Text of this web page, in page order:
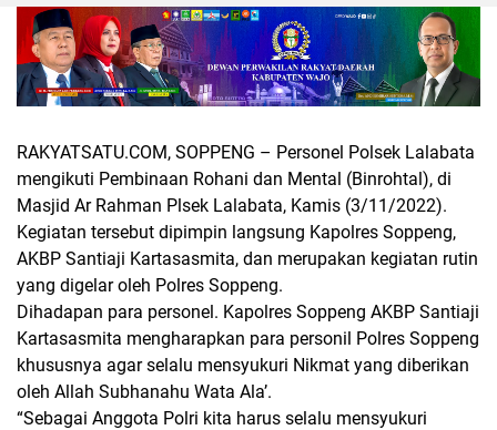
RAKYATSATU.COM, SOPPENG – Personel Polsek Lalabata
mengikuti Pembinaan Rohani dan Mental (Binrohtal), di
Masjid Ar Rahman Plsek Lalabata, Kamis (3/11/2022).
Kegiatan tersebut dipimpin langsung Kapolres Soppeng,
AKBP Santiaji Kartasasmita, dan merupakan kegiatan rutin
yang digelar oleh Polres Soppeng.
Dihadapan para personel. Kapolres Soppeng AKBP Santiaji
Kartasasmita mengharapkan para personil Polres Soppeng
khususnya agar selalu mensyukuri Nikmat yang diberikan
oleh Allah Subhanahu Wata Ala’.
“Sebagai Anggota Polri kita harus selalu mensyukuri